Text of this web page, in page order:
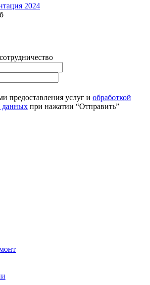
2024
предоставления услуг и обработкой
данных при нажатии “Отправить”